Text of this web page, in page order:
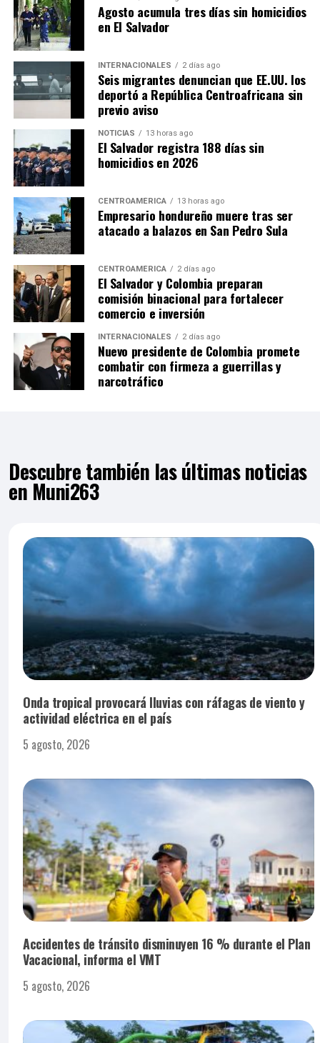
Agosto acumula tres días sin homicidios
en El Salvador
INTERNACIONALES 2 días ago
Seis migrantes denuncian que EE.UU. los
deportó a República Centroafricana sin
previo aviso
NOTICIAS 13 horas ago
El Salvador registra 188 días sin
homicidios en 2026
CENTROAMÉRICA 13 horas ago
Empresario hondureño muere tras ser
atacado a balazos en San Pedro Sula
CENTROAMÉRICA 2 días ago
El Salvador y Colombia preparan
comisión binacional para fortalecer
comercio e inversión
INTERNACIONALES 2 días ago
Nuevo presidente de Colombia promete
combatir con firmeza a guerrillas y
narcotráfico
Descubre también las últimas noticias
en Muni263
Onda tropical provocará lluvias con ráfagas de viento y
actividad eléctrica en el país
5 agosto, 2026
Accidentes de tránsito disminuyen 16 % durante el Plan
Vacacional, informa el VMT
5 agosto, 2026